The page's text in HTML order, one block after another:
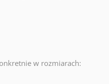
w rozmiarach: